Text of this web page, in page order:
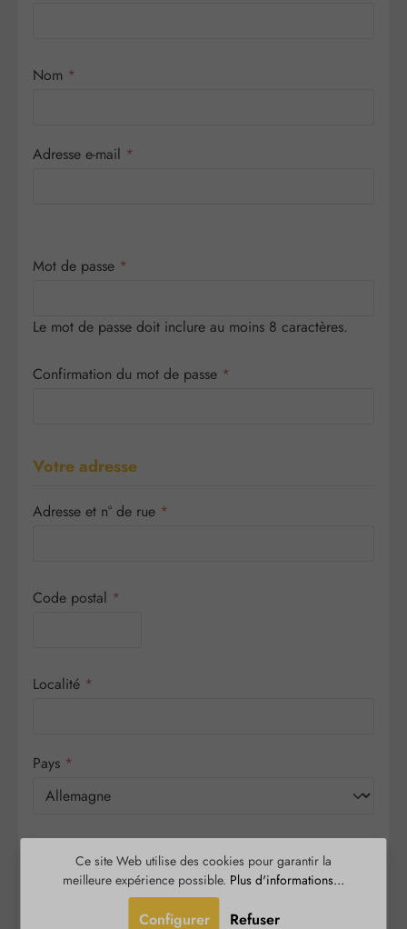
Nom *
Adresse e-mail *
Mot de passe *
Le mot de passe doit inclure au moins 8 caractères.
Confirmation du mot de passe *
Votre adresse
Adresse et n° de rue *
Code postal *
Localité *
Pays *
L'adresse de livraison est différente de l'adresse de
facturation.
Ce site Web utilise des cookies pour garantir la
meilleure expérience possible. Plus d'informations...
Refuser
Configurer